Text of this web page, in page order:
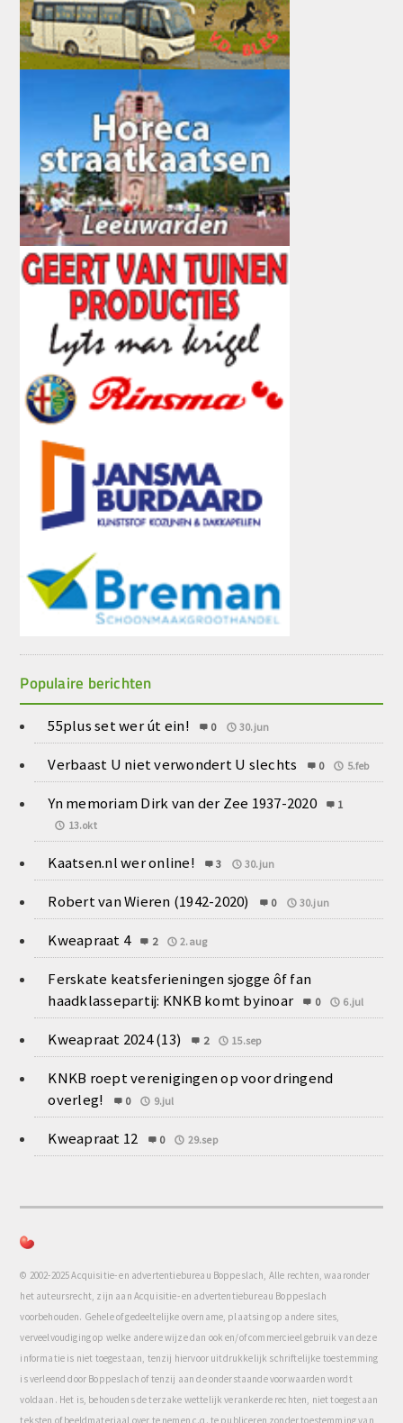
Populaire berichten
55plus set wer út ein! 0 30.jun
Verbaast U niet verwondert U slechts 0 5.feb
Yn memoriam Dirk van der Zee 1937-2020
1
13.okt
Kaatsen.nl wer online! 3 30.jun
Robert van Wieren (1942-2020) 0 30.jun
Kweapraat 4 2 2.aug
Ferskate keatsferieningen sjogge ôf fan
haadklassepartij: KNKB komt byinoar
0 6.jul
Kweapraat 2024 (13) 2 15.sep
KNKB roept verenigingen op voor dringend
overleg!
0 9.jul
Kweapraat 12 0 29.sep
© 2002-2025 Acquisitie- en advertentiebureau Boppeslach, Alle rechten, waaronder
het auteursrecht, zijn aan Acquisitie- en advertentiebureau Boppeslach
voorbehouden. Gehele of gedeeltelijke overname, plaatsing op andere sites,
verveelvoudiging op welke andere wijze dan ook en/of commercieel gebruik van deze
informatie is niet toegestaan, tenzij hiervoor uitdrukkelijk schriftelijke toestemming
is verleend door Boppeslach of tenzij aan de onderstaande voorwaarden wordt
voldaan. Het is, behoudens de terzake wettelijk verankerde rechten, niet toegestaan
teksten of beeldmateriaal over te nemen c.q. te publiceren zonder toestemming van